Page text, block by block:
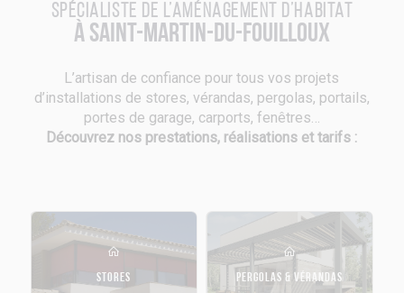
Spécialiste de l’aménagement d’habitat
à Saint-Martin-du-Fouilloux
L’artisan de confiance pour tous vos projets
d’installations de stores, vérandas, pergolas, portails,
portes de garage, carports, fenêtres…
Découvrez nos prestations, réalisations et tarifs :
STORES PERGOLAS & VÉRANDAS